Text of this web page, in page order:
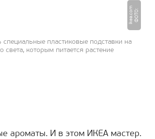
Ф
О
Т
О
:
i
k
e
a.
c
o
m
пластиковые подставки на
света, которым питается растение
ароматы. И в этом ИКЕА мастер.